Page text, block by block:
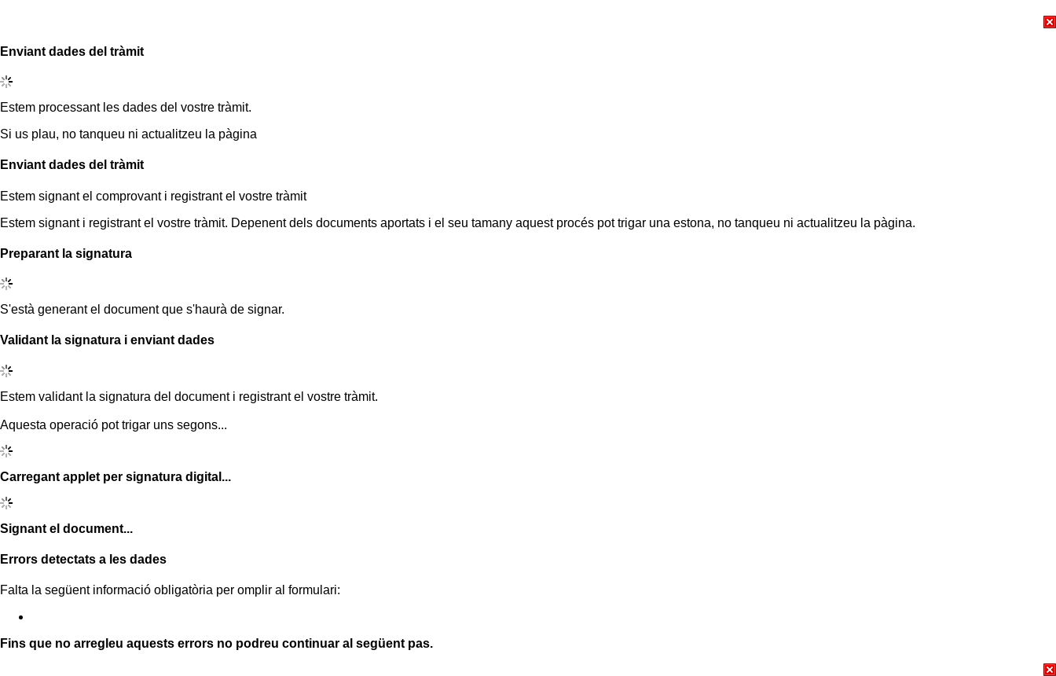
Enviant dades del tràmit
Estem processant les dades del vostre tràmit.
Si us plau, no tanqueu ni actualitzeu la pàgina
Enviant dades del tràmit
Estem signant el comprovant i registrant el vostre tràmit
Estem signant i registrant el vostre tràmit. Depenent dels documents aportats i el seu tamany aquest procés pot trigar una estona, no tanqueu ni actualitzeu la pàgina.
Preparant la signatura
S'està generant el document que s'haurà de signar.
Validant la signatura i enviant dades
Estem validant la signatura del document i registrant el vostre tràmit.
Aquesta operació pot trigar uns segons...
Carregant applet per signatura digital...
Signant el document...
Errors detectats a les dades
Falta la següent informació obligatòria per omplir al formulari:
Fins que no arregleu aquests errors no podreu continuar al següent pas.